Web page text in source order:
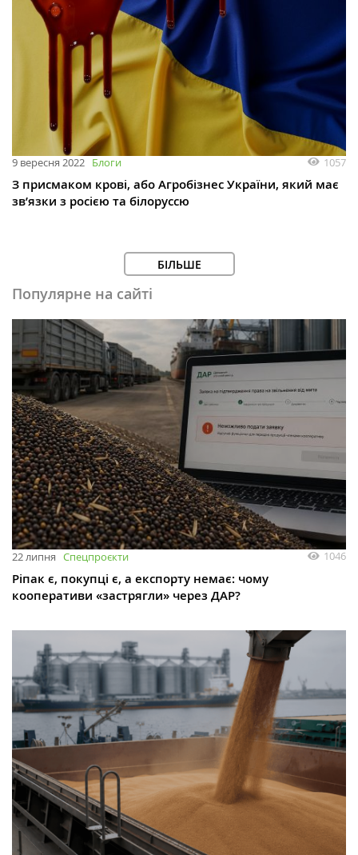
9 вересня 2022 Блоги 1057
З присмаком крові, або Агробізнес України, який має
зв’язки з росією та білоруссю
БІЛЬШЕ
Популярне на сайті
22 липня Спецпроєкти 1046
Ріпак є, покупці є, а експорту немає: чому
кооперативи «застрягли» через ДАР?